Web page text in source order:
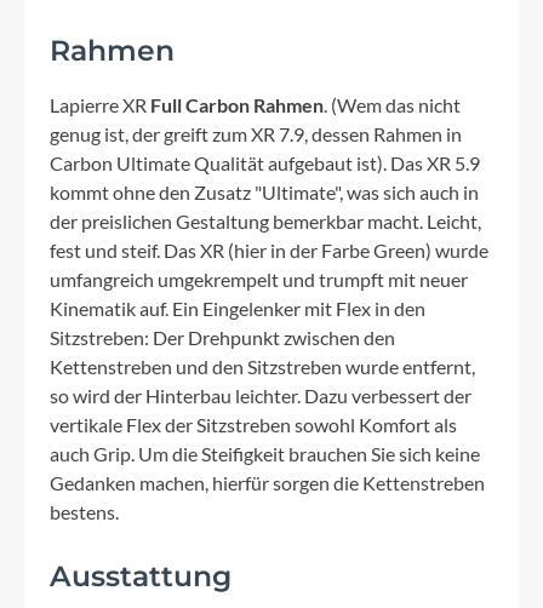
Rahmen
Lapierre XR Full Carbon Rahmen. (Wem das nicht
genug ist, der greift zum XR 7.9, dessen Rahmen in
Carbon Ultimate Qualität aufgebaut ist). Das XR 5.9
kommt ohne den Zusatz "Ultimate", was sich auch in
der preislichen Gestaltung bemerkbar macht. Leicht,
fest und steif. Das XR (hier in der Farbe Green) wurde
umfangreich umgekrempelt und trumpft mit neuer
Kinematik auf. Ein Eingelenker mit Flex in den
Sitzstreben: Der Drehpunkt zwischen den
Kettenstreben und den Sitzstreben wurde entfernt,
so wird der Hinterbau leichter. Dazu verbessert der
vertikale Flex der Sitzstreben sowohl Komfort als
auch Grip. Um die Steifigkeit brauchen Sie sich keine
Gedanken machen, hierfür sorgen die Kettenstreben
bestens.
Ausstattung